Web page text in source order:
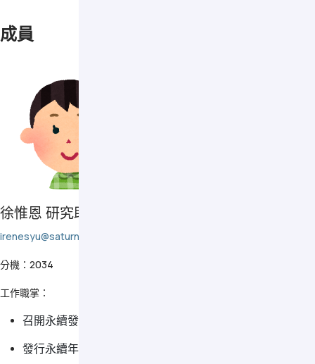
成員
徐惟恩 研究助理 (永續治理)
irenesyu@saturn.yzu.edu.tw
分機：2034
工作職掌：
召開永續發展推動委員會及工作小組會議
發行永續年度報告書